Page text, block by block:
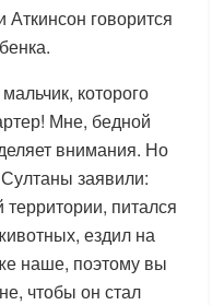
говорится
которого
Мне, бедной
внимания. Но
заявили:
питался
ездил на
наше, поэтому вы
чтобы он стал